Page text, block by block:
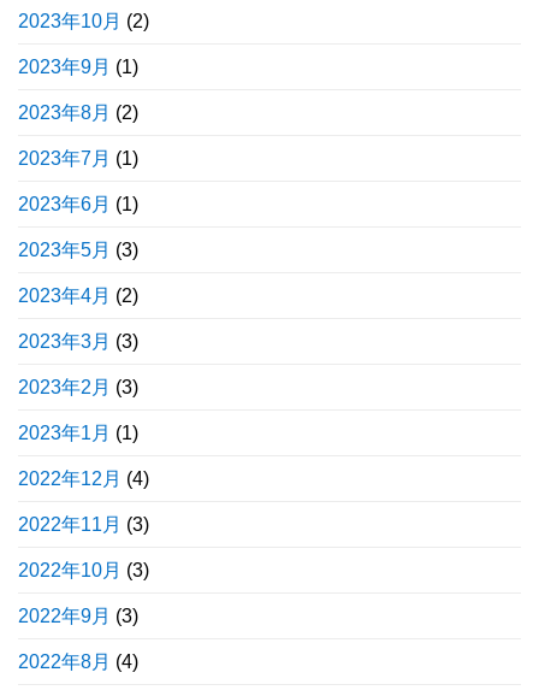
2023年10月 (2)
2023年9月 (1)
2023年8月 (2)
2023年7月 (1)
2023年6月 (1)
2023年5月 (3)
2023年4月 (2)
2023年3月 (3)
2023年2月 (3)
2023年1月 (1)
2022年12月 (4)
2022年11月 (3)
2022年10月 (3)
2022年9月 (3)
2022年8月 (4)